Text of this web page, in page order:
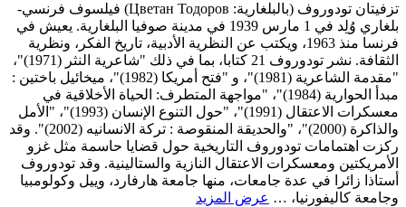
تزفيتان تودوروف (بالبلغارية: Цветан Тодоров) فيلسوف فرنسي-
بلغاري وُلِد في 1 مارس 1939 في مدينة صوفيا البلغارية. يعيش في
فرنسا منذ 1963، ويكتب عن النظرية الأدبية، تاريخ الفكر، ونظرية
الثقافة. نشر تودوروف 21 كتابا، بما في ذلك "شاعرية النثر (1971)"،
"مقدمة الشاعرية (1981)"، و "فتح أمريكا (1982)"، ميخائيل باختين :
مبدأ الحوارية (1984)"، "مواجهة المتطرف: الحياة الأخلاقية في
معسكرات الاعتقال (1991)"، "حول التنوع الإنسان (1993)"، "الأمل
والذاكرة (2000)"، "والحديقة المنقوصة : تركة الانسانيه (2002)". وقد
ركزت اهتمامات تودوروف التاريخية حول قضايا حاسمة مثل غزو
الأمريكتين ومعسكرات الاعتقال النازية والستالينية. وقد تودوروف
أستاذا زائرا في عدة جامعات، منها جامعة هارفارد، وييل وكولومبيا
وجامعة كاليفورنيا، … عرض المزيد